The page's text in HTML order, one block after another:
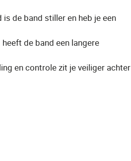
de band stiller en heb je een
de band een langere
en controle zit je veiliger achter